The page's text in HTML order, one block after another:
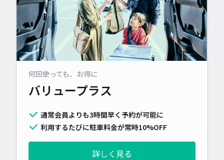
何回使っても、お得に
バリュープラス
通常会員よりも3時間早く予約が可能に
利用するたびに駐車料金が常時10%OFF
詳しく見る